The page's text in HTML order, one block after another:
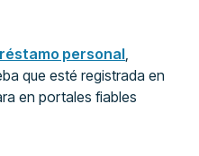
personal
que esté registrada en
en portales fiables